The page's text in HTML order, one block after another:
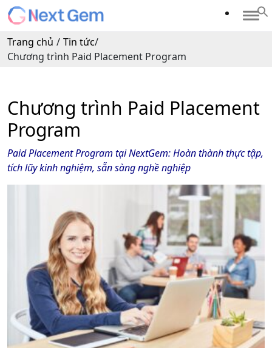
Trang chủ / Tin tức/
Chương trình Paid Placement Program
Chương trình Paid Placement
Program
Paid Placement Program tại NextGem: Hoàn thành thực tập,
tích lũy kinh nghiệm, sẵn sàng nghề nghiệp